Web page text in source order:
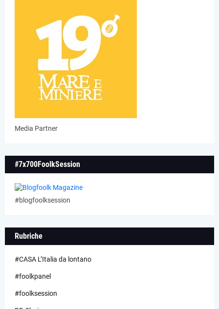
Media Partner
#7x700FoolkSession
#blogfoolksession
Rubriche
#CASA L’Italia da lontano
#foolkpanel
#foolksession